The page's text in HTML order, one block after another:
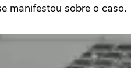
manifestou sobre o caso.